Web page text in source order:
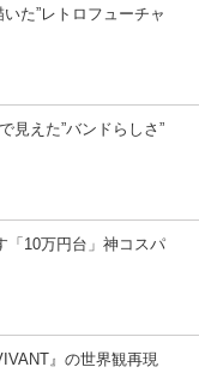
た”レトロフューチャ
見えた”バンドらしさ”
「10万円台」神コスパ
』の世界観再現